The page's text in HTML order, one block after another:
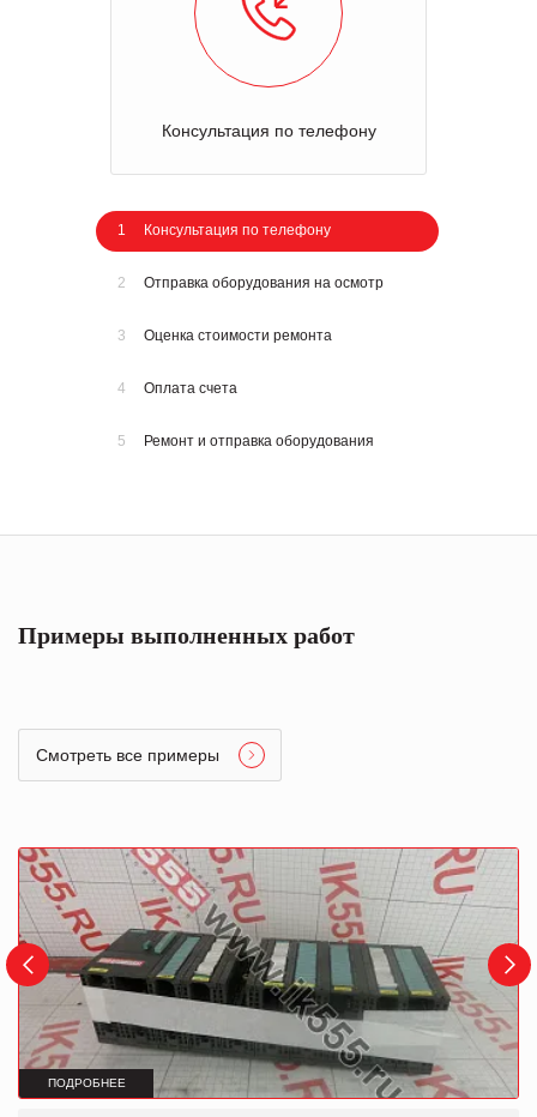
Консультация по телефону
1 Консультация по телефону
2 Отправка оборудования на осмотр
3 Оценка стоимости ремонта
4 Оплата счета
5 Ремонт и отправка оборудования
Примеры выполненных работ
Смотреть все примеры
ПОДРОБНЕЕ